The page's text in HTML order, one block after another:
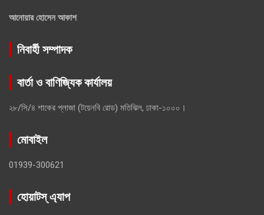
আনোয়ার হোসেন আকাশ
নিবার্হী সম্পাদক
বার্তা ও বাণিজ্যিক কার্যালয়
২৮/সি/৪ শাকের প্লাজা (টয়েনবি রোড) মতিঝিল, ঢাকা-১০০০।
মোবাইল
01939-300621
হোয়াটস্ এ্যাপ